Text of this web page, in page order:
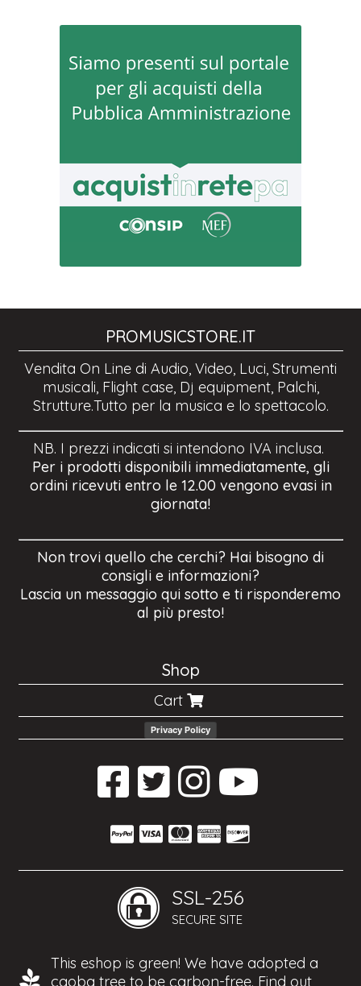
PROMUSICSTORE.IT
Vendita On Line di Audio, Video, Luci, Strumenti
musicali, Flight case, Dj equipment, Palchi,
Strutture.Tutto per la musica e lo spettacolo.
NB. I prezzi indicati si intendono IVA inclusa.
Per i prodotti disponibili immediatamente, gli
ordini ricevuti entro le 12.00 vengono evasi in
giornata!
Non trovi quello che cerchi? Hai bisogno di
consigli e informazioni?
Lascia un messaggio qui sotto e ti risponderemo
al più presto!
Shop
Cart
Privacy Policy
SSL-256
SECURE SITE
This eshop is green! We have adopted a
caoba tree to be carbon-free. Find out